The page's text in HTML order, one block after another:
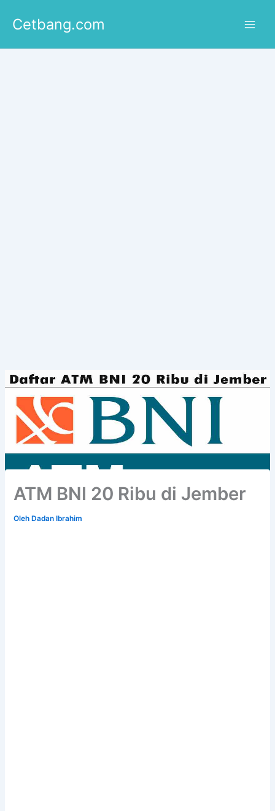
Cetbang.com
ATM BNI 20 Ribu di Jember
OlehDadan Ibrahim